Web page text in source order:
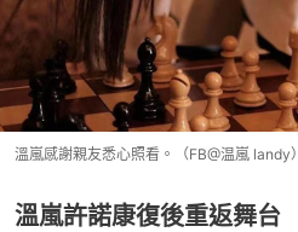
溫嵐感謝親友悉心照看。（FB@温嵐 landy）
溫嵐許諾康復後重返舞台